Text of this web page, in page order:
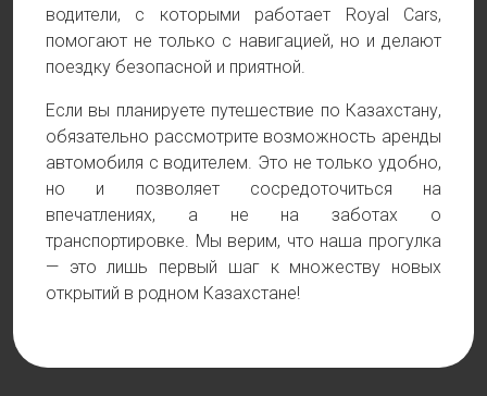
водители, с которыми работает Royal Cars,
помогают не только с навигацией, но и делают
поездку безопасной и приятной.
Если вы планируете путешествие по Казахстану,
обязательно рассмотрите возможность аренды
автомобиля с водителем. Это не только удобно,
но и позволяет сосредоточиться на
впечатлениях, а не на заботах о
транспортировке. Мы верим, что наша прогулка
— это лишь первый шаг к множеству новых
открытий в родном Казахстане!